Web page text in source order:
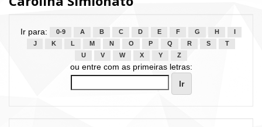
Ir para: 0-9 A B C D E F G H
J
K L M N O P Q R S
T
U
V W X Y Z
ou entre com as primeiras letras: